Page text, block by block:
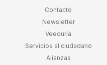
Contacto
Newsletter
Veeduría
Servicios al ciudadano
Alianzas